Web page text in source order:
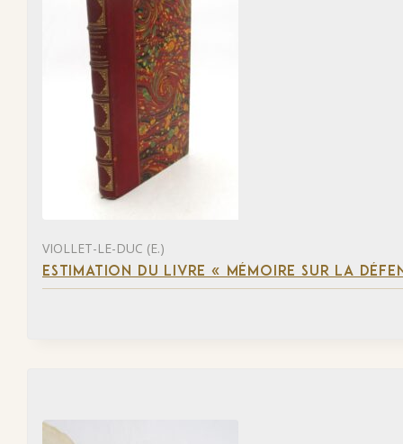
VIOLLET-LE-DUC (E.)
ESTIMATION DU LIVRE « MÉMOIRE SUR LA